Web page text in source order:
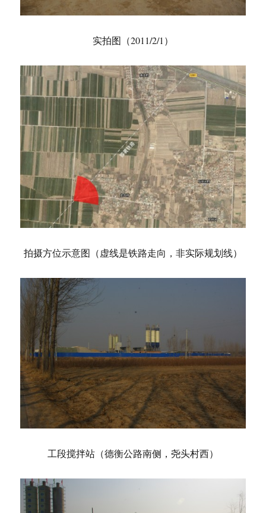
实拍图（2011/2/1）
拍摄方位示意图（虚线是铁路走向，非实际规划线）
工段搅拌站（德衡公路南侧，尧头村西）